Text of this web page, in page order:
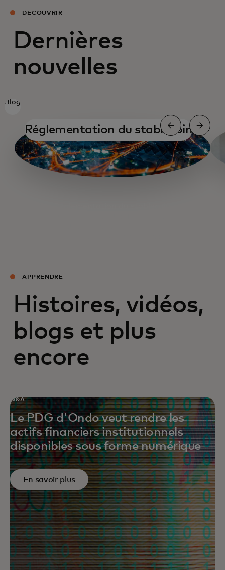
DÉCOUVRIR
Dernières
nouvelles
Blog
Réglementation du stablecoin
APPRENDRE
Histoires, vidéos,
blogs et plus
encore
Q&A
Le PDG d'Ondo veut rendre les
actifs financiers institutionnels
disponibles sous forme numérique
En savoir plus